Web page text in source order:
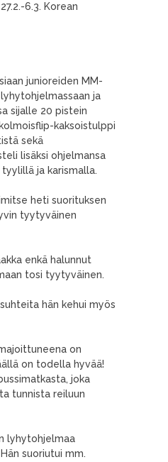
6.3. Korean
junioreiden MM-
ja
sijalle 20 pistein
kaksoistulppi
sekä
lisäksi ohjelmansa
ja karismalla.
heti suorituksen
tyytyväinen
enkä halunnut
tosi tyytyväinen.
hän kehui myös
on
on todella hyvää!
joka
tunnista reiluun
lyhytohjelmaa
suoriutui mm.